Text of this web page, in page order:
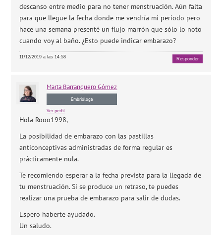
descanso entre medio para no tener menstruación. Aún falta
para que llegue la fecha donde me vendría mi periodo pero
hace una semana presenté un flujo marrón que sólo lo noto
cuando voy al baño. ¿Esto puede indicar embarazo?
11/12/2019 a las 14:58 Responder
Marta Barranquero Gómez
Embrióloga
Ver perfil
Hola Rooo1998,
La posibilidad de embarazo con las pastillas
anticonceptivas administradas de forma regular es
prácticamente nula.
Te recomiendo esperar a la fecha prevista para la llegada de
tu menstruación. Si se produce un retraso, te puedes
realizar una prueba de embarazo para salir de dudas.
Espero haberte ayudado.
Un saludo.